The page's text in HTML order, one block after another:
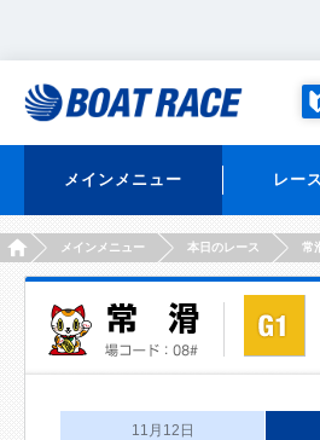
メインメニュー レー
HOMEメインメニュー 本日のレース 常
11月12日